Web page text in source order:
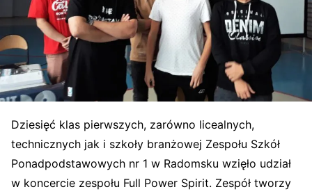
Dziesięć klas pierwszych, zarówno licealnych,
technicznych jak i szkoły branżowej Zespołu Szkół
Ponadpodstawowych nr 1 w Radomsku wzięło udział
w koncercie zespołu Full Power Spirit. Zespół tworzy